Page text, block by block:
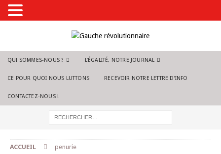
QUI SOMMES-NOUS ? L’ÉGALITÉ, NOTRE JOURNAL
CE POUR QUOI NOUS LUTTONS RECEVOIR NOTRE LETTRE D’INFO
CONTACTEZ-NOUS !
ACCUEIL penurie